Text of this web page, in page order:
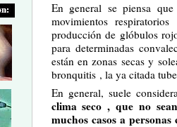
En general se piensa
movimientos
producción de glóbulos
para determinadas
están en zonas secas y
bronquitis , la ya citada
En general, suele
clima seco , que no
muchos casos a